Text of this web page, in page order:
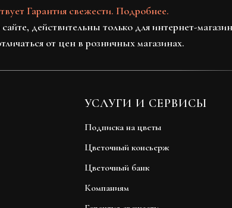
Гарантия свежести. Подробнее.
действительны только для интернет-
от цен в розничных магазинах.
УСЛУГИ И СЕРВИСЫ
Подписка на цветы
Цветочный консьерж
Цветочный банк
Компаниям